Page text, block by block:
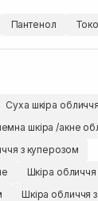
Пантенол
Суха шкіра обличчя
шкіра /акне
з куперозом
Шкіра
Шкіра обличчя